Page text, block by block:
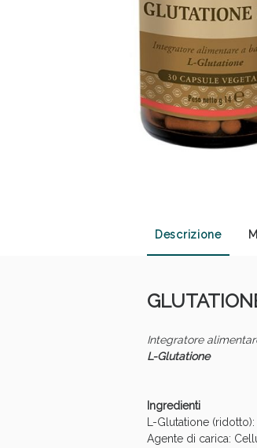
Descrizione
Integratore
L-Glutatione
Ingredienti
L-Glutatione
Agente di carica: